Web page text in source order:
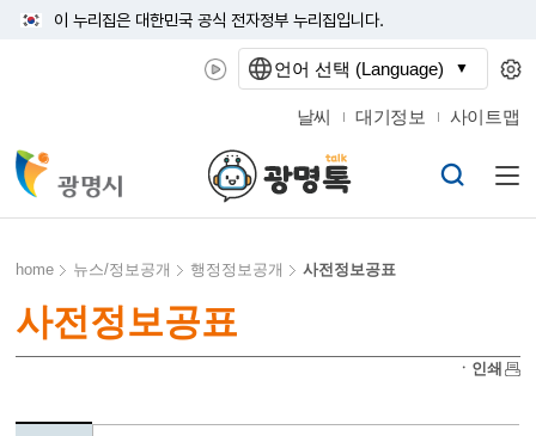
이 누리집은 대한민국 공식 전자정부 누리집입니다.
날씨 대기정보 사이트맵
home 뉴스/정보공개 행정정보공개 사전정보공표
사전정보공표
ㆍ인쇄
언어 선택 (Language)